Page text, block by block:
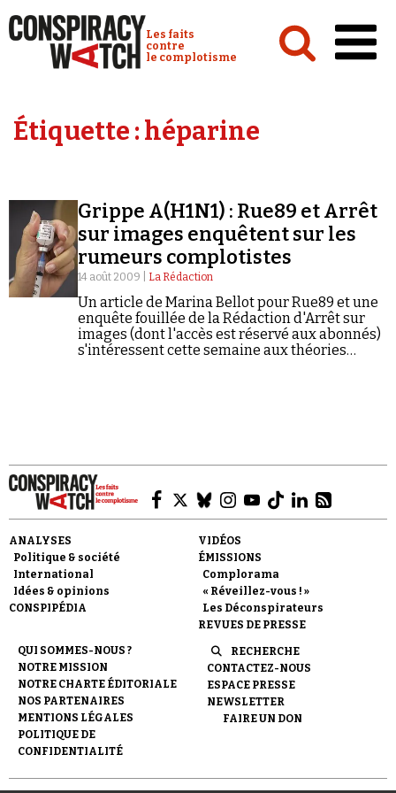
Conspiracy Watch :
Les faits
contre
le complotisme
Analyses
Vidéos
Émissions
Revues de presse
Faire un don
Demander à Vera
Étiquette :héparine
Grippe A(H1N1) : Rue89 et Arrêt
sur images enquêtent sur les
rumeurs complotistes
14 août 2009 | La Rédaction
Un article de Marina Bellot pour Rue89 et une
enquête fouillée de la Rédaction d'Arrêt sur
images (dont l'accès est réservé aux abonnés)
s'intéressent cette semaine aux théories
ANALYSES
Politique & société
International
Idées & opinions
CONSPIPÉDIA
VIDÉOS
ÉMISSIONS
Complorama
« Réveillez-vous ! »
Les Déconspirateurs
REVUES DE PRESSE
QUI SOMMES-NOUS ?
NOTRE MISSION
NOTRE CHARTE ÉDITORIALE
NOS PARTENAIRES
MENTIONS LÉGALES
POLITIQUE DE
CONFIDENTIALITÉ
RECHERCHE
CONTACTEZ-NOUS
ESPACE PRESSE
NEWSLETTER
FAIRE UN DON